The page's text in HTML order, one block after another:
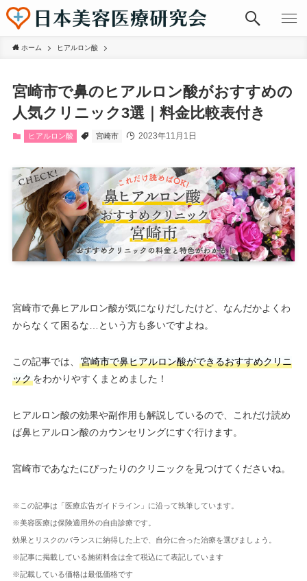
ホーム ヒアルロン酸
宮崎市で鼻のヒアルロン酸がおすすめの
人気クリニック3選｜料金比較表付き
ヒアルロン酸 宮崎市 2023年11月1日
宮崎市で鼻ヒアルロン酸が気になりだしたけど、なんだかよくわ
からなくて困るな…という方も多いですよね。
この記事では、
宮崎市で鼻ヒアルロン酸ができるおすすめクリニ
ックをわかりやすくまとめました！
ヒアルロン酸の効果や副作用も解説しているので、これだけ読め
ば鼻ヒアルロン酸のカウンセリングにすぐ行けます。
宮崎市であなたにぴったりのクリニックを見つけてくださいね。
※この記事は「医療広告ガイドライン」に沿って執筆しています。
※美容医療は保険適用外の自由診療です。
効果とリスクのバランスに納得した上で、自分に合った治療を選びましょう。
※記事に掲載している施術料金は全て税込にて表記しています
※記載している価格は最低価格です